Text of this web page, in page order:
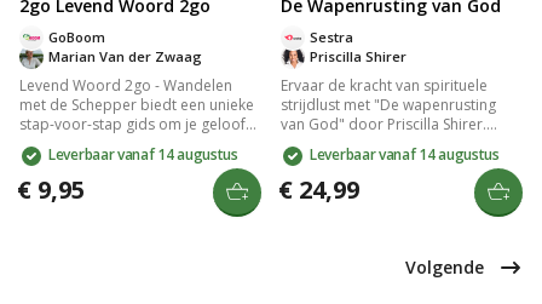
2go Levend Woord 2go
Marian Van der Zwaag
GoBoom
Levend Woord 2go - Wandelen
met de Schepper biedt een unieke
stap-voor-stap gids om je geloof
te verdiepen en een intieme relatie
met God op te bouwen. Dit boek
nodigt je uit om dagelijks te
wandelen in Zijn aanwezigheid,
Leverbaar vanaf 14 augustus
€ 9,95
De Wapenrusting van God
Priscilla Shirer
Sestra
Ervaar de kracht van spirituele
strijdlust met "De wapenrusting
van God" door Priscilla Shirer.
Deze zesweekse bijbelstudie biedt
dagelijkse inzichten en toegang tot
zeven online video's. Versterk je
veerkracht en bescherm je relaties
groepsbijeenkomsten.
Leverbaar vanaf 14 augustus
€ 24,99
Volgende